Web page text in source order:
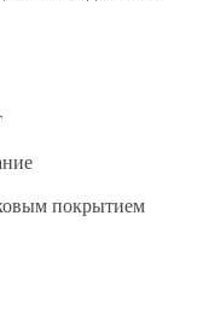
покрытием